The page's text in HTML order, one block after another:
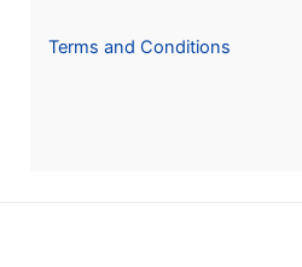
Terms and Conditions